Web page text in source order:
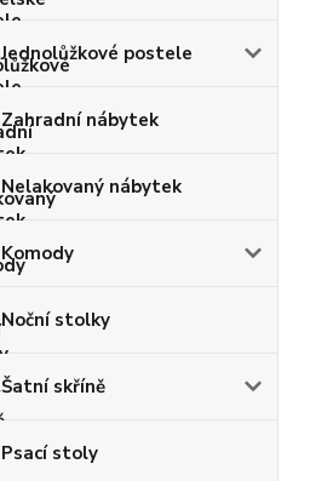
Jednolůžkové postele
Zahradní nábytek
Nelakovaný nábytek
Komody
Noční stolky
Šatní skříně
Psací stoly